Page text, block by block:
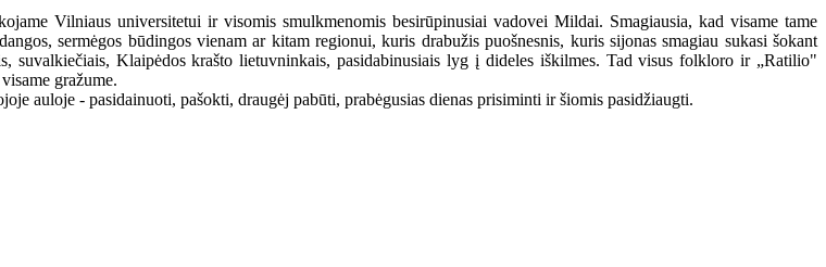
Vilniaus universitetui ir visomis smulkmenomis besirūpinusiai vadovei Mildai. Smagiausia, kad visame tame
sermėgos būdingos vienam ar kitam regionui, kuris drabužis puošnesnis, kuris sijonas smagiau sukasi šokant
suvalkiečiais, Klaipėdos krašto lietuvninkais, pasidabinusiais lyg į dideles iškilmes. Tad visus folkloro ir „Ratilio"
gražume.
auloje - pasidainuoti, pašokti, draugėj pabūti, prabėgusias dienas prisiminti ir šiomis pasidžiaugti.